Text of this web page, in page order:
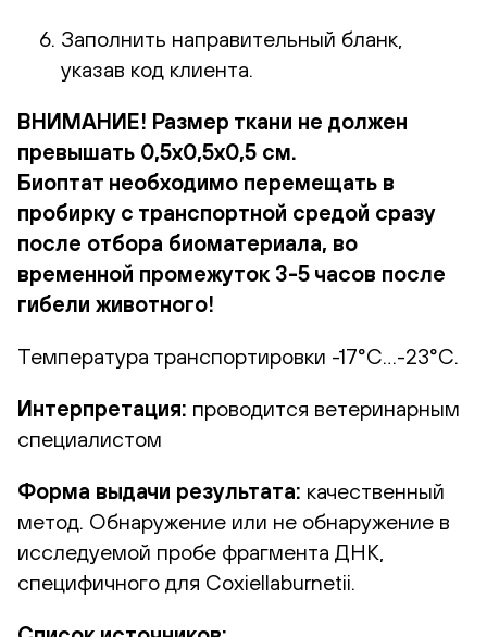
Заполнить направительный бланк,
указав код клиента.
ВНИМАНИЕ! Размер ткани не должен
превышать 0,5х0,5х0,5 см.
Биоптат необходимо перемещать в
пробирку с транспортной средой сразу
после отбора биоматериала, во
временной промежуток 3-5 часов после
гибели животного!
Температура транспортировки -17°С…-23°С.
Интерпретация: проводится ветеринарным
специалистом
Форма выдачи результата: качественный
метод. Обнаружение или не обнаружение в
исследуемой пробе фрагмента ДНК,
специфичного для Coxiellaburnetii.